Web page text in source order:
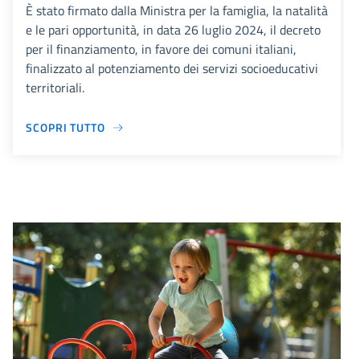
È stato firmato dalla Ministra per la famiglia, la natalità
e le pari opportunità, in data 26 luglio 2024, il decreto
per il finanziamento, in favore dei comuni italiani,
finalizzato al potenziamento dei servizi socioeducativi
territoriali.
SCOPRI TUTTO